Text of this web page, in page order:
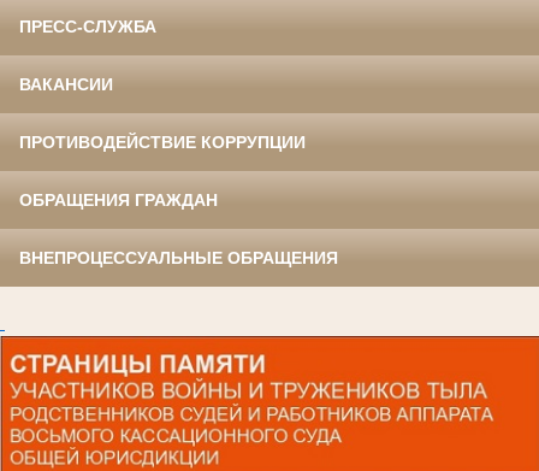
ПРЕСС-СЛУЖБА
ВАКАНСИИ
ПРОТИВОДЕЙСТВИЕ КОРРУПЦИИ
ОБРАЩЕНИЯ ГРАЖДАН
ВНЕПРОЦЕССУАЛЬНЫЕ ОБРАЩЕНИЯ